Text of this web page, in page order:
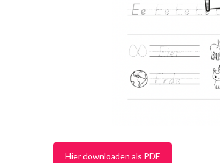
Hier downloaden als PDF